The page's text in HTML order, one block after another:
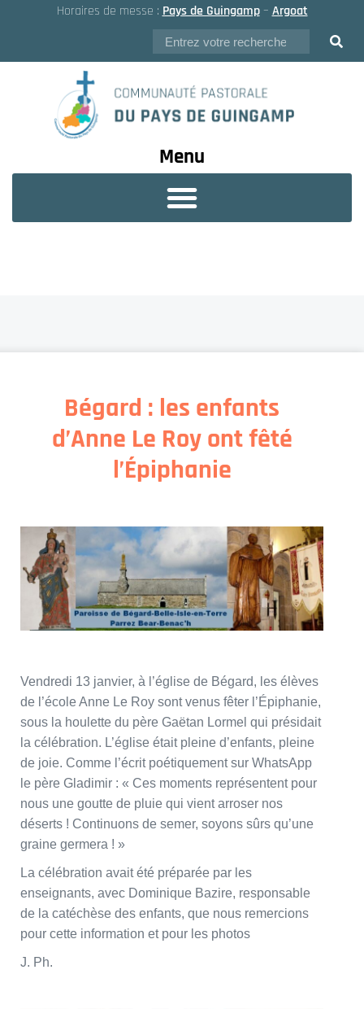
Horaires de messe : Pays de Guingamp– Argoat
Menu
Bégard : les enfants
d’Anne Le Roy ont fêté
l’Épiphanie
Vendredi 13 janvier, à l’église de Bégard, les élèves
de l’école Anne Le Roy sont venus fêter l’Épiphanie,
sous la houlette du père Gaëtan Lormel qui présidait
la célébration. L’église était pleine d’enfants, pleine
de joie. Comme l’écrit poétiquement sur WhatsApp
le père Gladimir : « Ces moments représentent pour
nous une goutte de pluie qui vient arroser nos
déserts ! Continuons de semer, soyons sûrs qu’une
graine germera ! »
La célébration avait été préparée par les
enseignants, avec Dominique Bazire, responsable
de la catéchèse des enfants, que nous remercions
pour cette information et pour les photos
J. Ph.